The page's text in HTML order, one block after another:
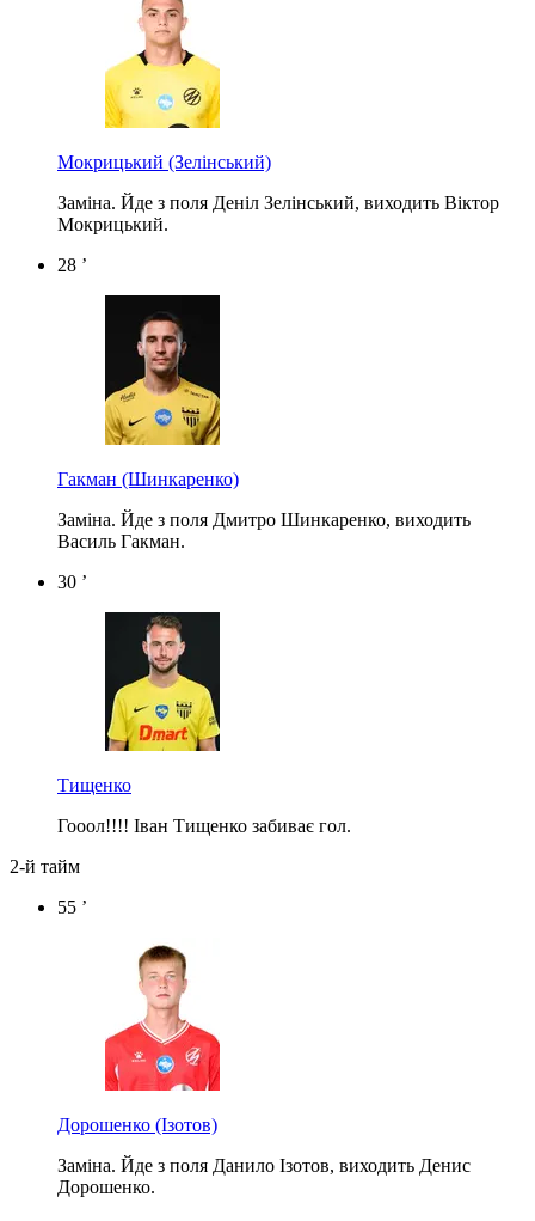
Мокрицький (Зелінський)
Заміна. Йде з поля Деніл Зелінський, виходить Віктор
Мокрицький.
28 ’
Гакман (Шинкаренко)
Заміна. Йде з поля Дмитро Шинкаренко, виходить
Василь Гакман.
30 ’
Тищенко
Гооол!!!! Іван Тищенко забиває гол.
2-й тайм
55 ’
Дорошенко (Ізотов)
Заміна. Йде з поля Данило Ізотов, виходить Денис
Дорошенко.